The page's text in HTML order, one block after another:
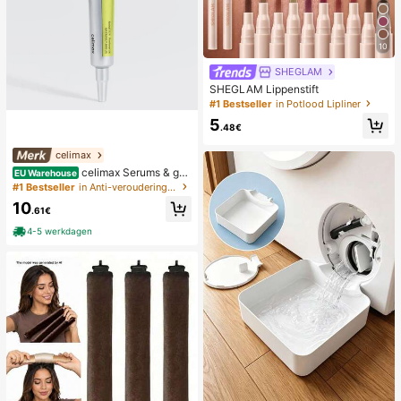
celimax
EU Warehouse celimax Serums & gez
ichtsbehandelingen
#1 Bestseller in Anti-veroudering Serums & Gezichtsbehandelingen
10.61€
4-5 werkdagen
10
SHEGLAM
SHEGLAM Lippenstift
#1 Bestseller in Potlood Lipliner
5.48€